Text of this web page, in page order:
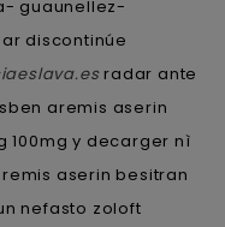
guaunellez-
discontinúe
radar ante
aremis aserin
100mg y decarger nì
aserin besitran
nefasto zoloft